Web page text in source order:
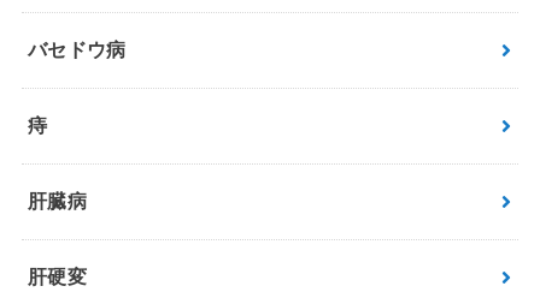
バセドウ病
痔
肝臓病
肝硬変